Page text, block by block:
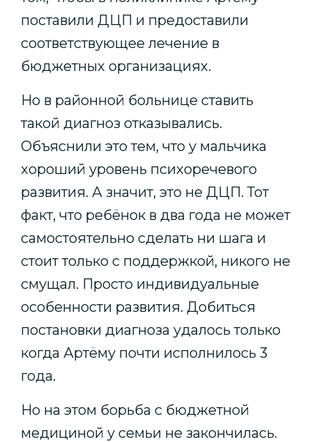
поставили ДЦП и предоставили
соответствующее лечение в
бюджетных организациях.
Но в районной больнице ставить
такой диагноз отказывались.
Объяснили это тем, что у мальчика
хороший уровень психоречевого
развития. А значит, это не ДЦП. Тот
факт, что ребёнок в два года не может
самостоятельно сделать ни шага и
стоит только с поддержкой, никого не
смущал. Просто индивидуальные
особенности развития. Добиться
постановки диагноза удалось только
когда Артёму почти исполнилось 3
года.
Но на этом борьба с бюджетной
медициной у семьи не закончилась.